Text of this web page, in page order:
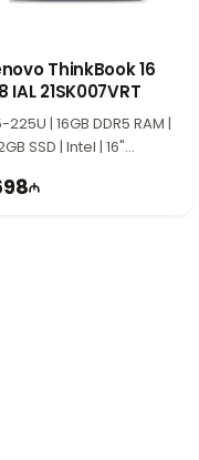
Большой
использования.
повседневной работы,
сайте.
максимально
ThinkBook 16
IAL 21SK007VRT
225U | 16GB DDR5 RAM |
SSD | Intel | 16"